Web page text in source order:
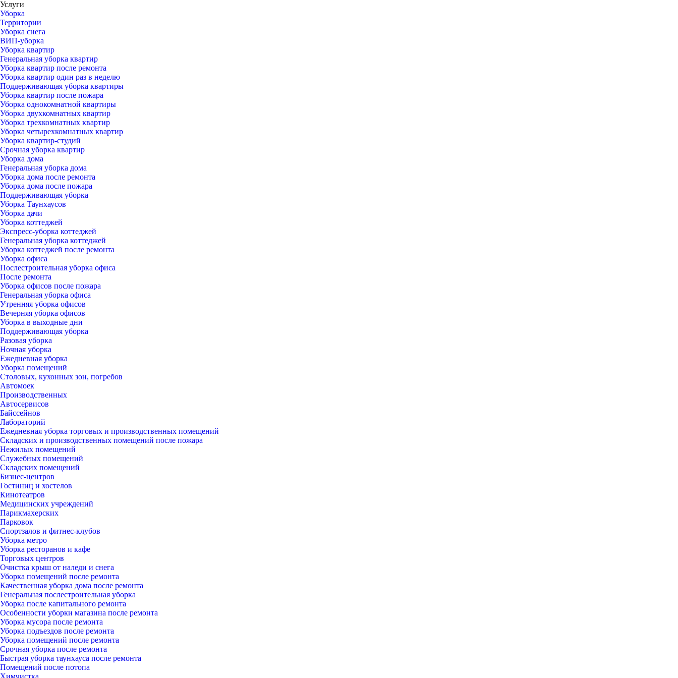
Услуги
Уборка
Территории
Уборка снега
ВИП-уборка
Уборка квартир
Генеральная уборка квартир
Уборка квартир после ремонта
Уборка квартир один раз в неделю
Поддерживающая уборка квартиры
Уборка квартир после пожара
Уборка однокомнатной квартиры
Уборка двухкомнатных квартир
Уборка трехкомнатных квартир
Уборка четырехкомнатных квартир
Уборка квартир-студий
Срочная уборка квартир
Уборка дома
Генеральная уборка дома
Уборка дома после ремонта
Уборка дома после пожара
Поддерживающая уборка
Уборка Таунхаусов
Уборка дачи
Уборка коттеджей
Экспресс-уборка коттеджей
Генеральная уборка коттеджей
Уборка коттеджей после ремонта
Уборка офиса
Послестроительная уборка офиса
После ремонта
Уборка офисов после пожара
Генеральная уборка офиса
Утренняя уборка офисов
Вечерняя уборка офисов
Уборка в выходные дни
Поддерживающая уборка
Разовая уборка
Ночная уборка
Ежедневная уборка
Уборка помещений
Столовых, кухонных зон, погребов
Автомоек
Производственных
Автосервисов
Байссейнов
Лабораторий
Ежедневная уборка торговых и производственных помещений
Складских и производственных помещений после пожара
Нежилых помещений
Служебных помещений
Складских помещений
Бизнес-центров
Гостиниц и хостелов
Кинотеатров
Медицинских учреждений
Парикмахерских
Парковок
Спортзалов и фитнес-клубов
Уборка метро
Уборка ресторанов и кафе
Торговых центров
Очистка крыш от наледи и снега
Уборка помещений после ремонта
Качественная уборка дома после ремонта
Генеральная послестроительная уборка
Уборка после капитального ремонта
Особенности уборки магазина после ремонта
Уборка мусора после ремонта
Уборка подъездов после ремонта
Уборка помещений после ремонта
Срочная уборка после ремонта
Быстрая уборка таунхауса после ремонта
Помещений после потопа
Химчистка